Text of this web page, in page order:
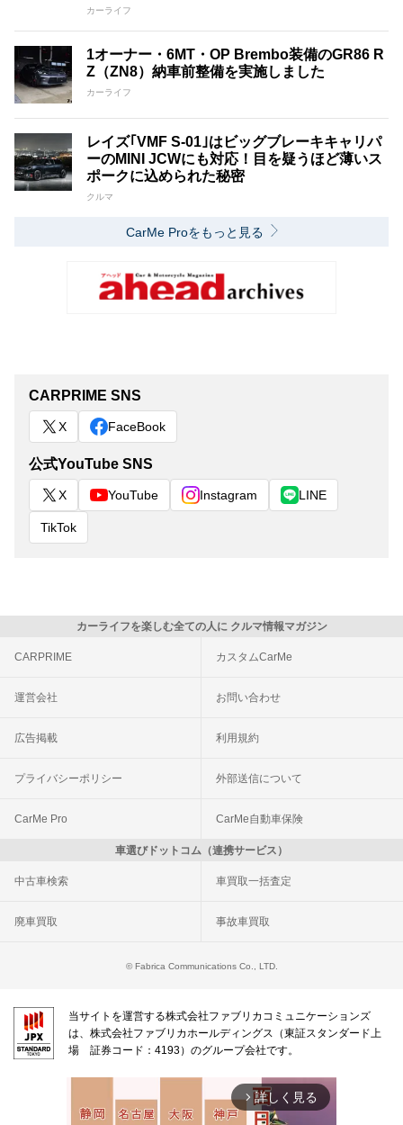
カーライフ
1オーナー・6MT・OP Brembo装備のGR86 R
Z（ZN8）納車前整備を実施しました
カーライフ
レイズ｢VMF S-01｣はビッグブレーキキャリパ
ーのMINI JCWにも対応！目を疑うほど薄いス
ポークに込められた秘密
クルマ
CarMe Proをもっと見る
CARPRIME SNS
X FaceBook
公式YouTube SNS
X YouTube Instagram LINE
TikTok
カーライフを楽しむ全ての人に クルマ情報マガジン
CARPRIME カスタムCarMe
運営会社 お問い合わせ
広告掲載 利用規約
プライバシーポリシー 外部送信について
CarMe Pro CarMe自動車保険
車選びドットコム（連携サービス）
中古車検索 車買取一括査定
廃車買取 事故車買取
© Fabrica Communications Co., LTD.
当サイトを運営する株式会社ファブリカコミュニケーションズ
は、株式会社ファブリカホールディングス（東証スタンダード上
場 証券コード：4193）のグループ会社です。
arrow_forward_ios 詳しく見る